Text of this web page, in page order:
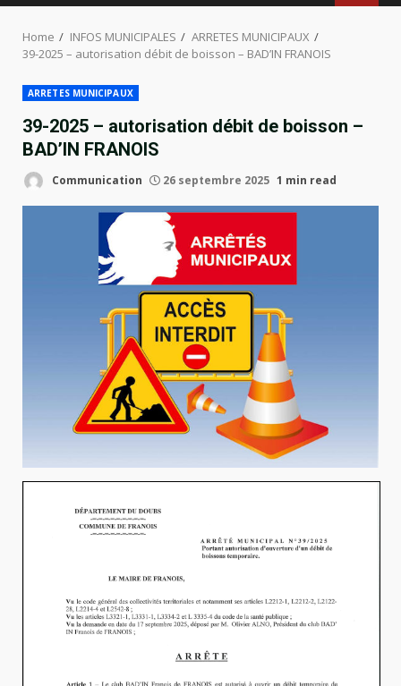
Home INFOS MUNICIPALES
ARRETES MUNICIPAUX
39-2025 – autorisation débit de boisson – BAD’IN FRANOIS
ARRETES MUNICIPAUX
39-2025 – autorisation débit de boisson –
BAD’IN FRANOIS
Communication 26 septembre 2025 1 min read